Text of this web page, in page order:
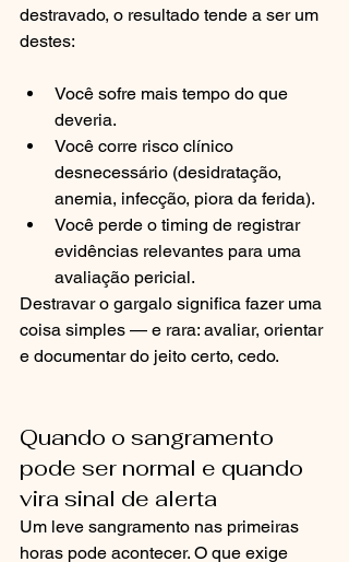
destravado, o resultado tende a ser um
destes:
Você sofre mais tempo do que
deveria.
Você corre risco clínico
desnecessário (desidratação,
anemia, infecção, piora da ferida).
Você perde o timing de registrar
evidências relevantes para uma
avaliação pericial.
Destravar o gargalo significa fazer uma
coisa simples — e rara: avaliar, orientar
e documentar do jeito certo, cedo.
Quando o sangramento
pode ser normal e quando
vira sinal de alerta
Um leve sangramento nas primeiras
horas pode acontecer. O que exige